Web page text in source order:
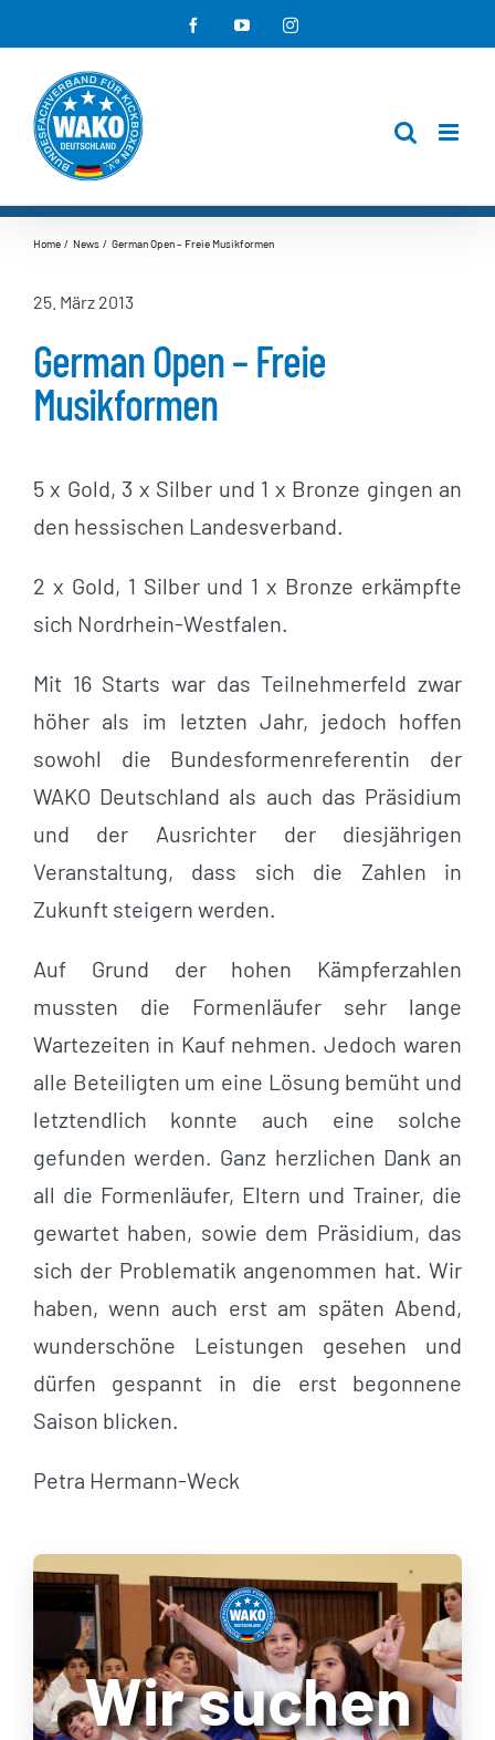
Inhalt
springen
FacebookYouTubeInstagram
Home News German Open – Freie Musikformen
25. März 2013
German Open – Freie
Musikformen
5 x Gold, 3 x Silber und 1 x Bronze gingen an
den hessischen Landesverband.
2 x Gold, 1 Silber und 1 x Bronze erkämpfte
sich Nordrhein-Westfalen.
Mit 16 Starts war das Teilnehmerfeld zwar
höher als im letzten Jahr, jedoch hoffen
sowohl die Bundesformenreferentin der
WAKO Deutschland als auch das Präsidium
und der Ausrichter der diesjährigen
Veranstaltung, dass sich die Zahlen in
Zukunft steigern werden.
Auf Grund der hohen Kämpferzahlen
mussten die Formenläufer sehr lange
Wartezeiten in Kauf nehmen. Jedoch waren
alle Beteiligten um eine Lösung bemüht und
letztendlich konnte auch eine solche
gefunden werden. Ganz herzlichen Dank an
all die Formenläufer, Eltern und Trainer, die
gewartet haben, sowie dem Präsidium, das
sich der Problematik angenommen hat. Wir
haben, wenn auch erst am späten Abend,
wunderschöne Leistungen gesehen und
dürfen gespannt in die erst begonnene
Saison blicken.
Petra Hermann-Weck
Wir suchen